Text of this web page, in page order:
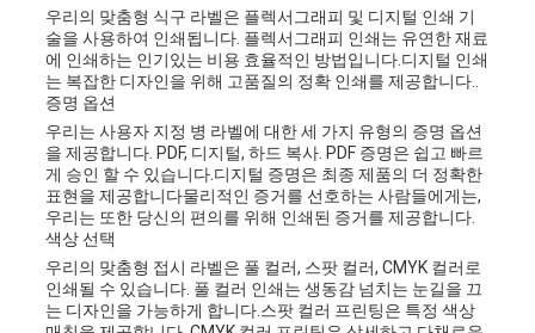
PRIVACY
POLICY
우리의 맞춤형 식구 라벨은 플렉서그래피 및 디지털 인쇄 기
술을 사용하여 인쇄됩니다. 플렉서그래피 인쇄는 유연한 재료
에 인쇄하는 인기있는 비용 효율적인 방법입니다.디지털 인쇄
는 복잡한 디자인을 위해 고품질의 정확 인쇄를 제공합니다..
증명 옵션
우리는 사용자 지정 병 라벨에 대한 세 가지 유형의 증명 옵션
을 제공합니다. PDF, 디지털, 하드 복사. PDF 증명은 쉽고 빠르
게 승인 할 수 있습니다.디지털 증명은 최종 제품의 더 정확한
표현을 제공합니다물리적인 증거를 선호하는 사람들에게는,
우리는 또한 당신의 편의를 위해 인쇄된 증거를 제공합니다.
색상 선택
우리의 맞춤형 접시 라벨은 풀 컬러, 스팟 컬러, CMYK 컬러로
인쇄될 수 있습니다. 풀 컬러 인쇄는 생동감 넘치는 눈길을 끄
는 디자인을 가능하게 합니다.스팟 컬러 프린팅은 특정 색상